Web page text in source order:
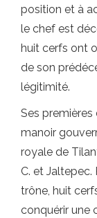
position et à
le chef est
huit cerfs ont
de son
légitimité.
Ses
manoir
royale de
C. et
trône, huit
conquérir une